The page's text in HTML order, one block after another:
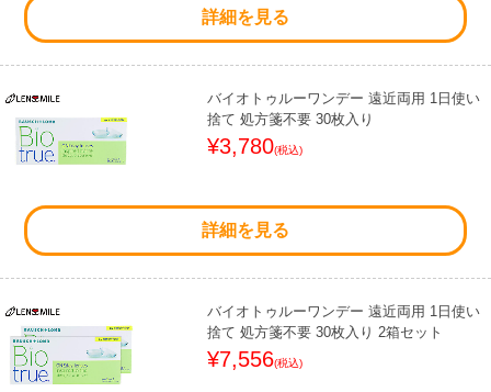
詳細を見る
バイオトゥルーワンデー 遠近両用 1日使い
捨て 処方箋不要 30枚入り
¥3,780(税込)
詳細を見る
バイオトゥルーワンデー 遠近両用 1日使い
捨て 処方箋不要 30枚入り 2箱セット
¥7,556(税込)